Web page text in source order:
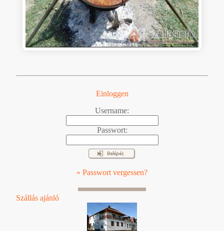
Einloggen
Username:
Passwort:
» Passwort vergessen?
Szállás ajánló